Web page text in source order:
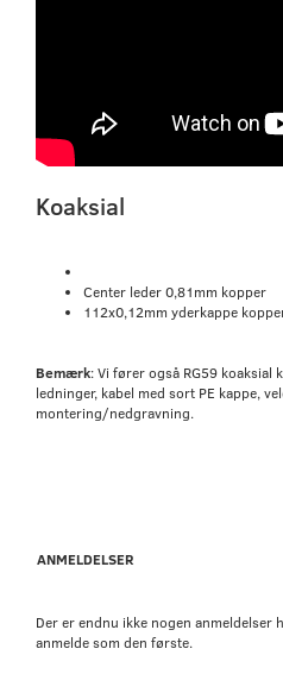
Koaksial
Center leder 0,81mm kopper
112x0,12mm yderkappe
Bemærk: Vi fører også RG59
ledninger, kabel med sort PE kappe,
montering/nedgravning.
ANMELDELSER
Der er endnu ikke nogen anmeldelser
anmelde som den første.